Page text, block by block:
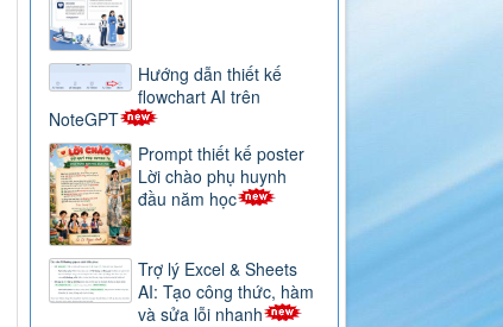
Hướng dẫn thiết kế
flowchart AI trên
NoteGPT
Prompt thiết kế poster
Lời chào phụ huynh
đầu năm học
Trợ lý Excel & Sheets
AI: Tạo công thức, hàm
và sửa lỗi nhanh